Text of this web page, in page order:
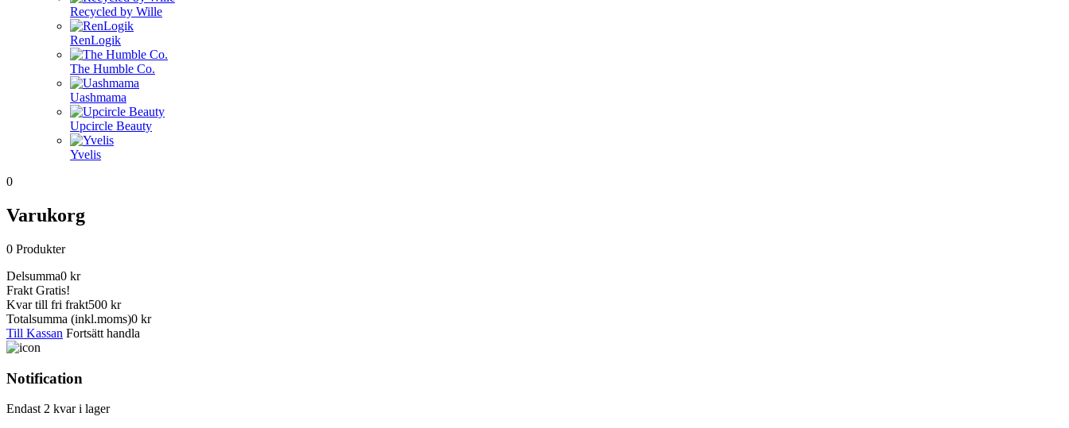
Recycled by Wille
RenLogik
The Humble Co.
Uashmama
Upcircle Beauty
Yvelis
0
Varukorg
0 Produkter
Delsumma0 kr
Frakt Gratis!
Kvar till fri frakt500 kr
Totalsumma (inkl.moms)0 kr
Till Kassan Fortsätt handla
Notification
Endast 2 kvar i lager